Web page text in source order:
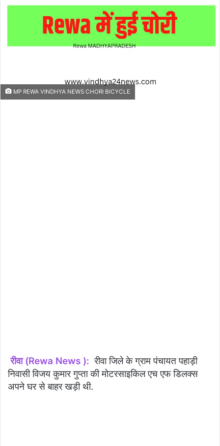
MP REWA VINDHYA NEWS CHORI BICYCLE
रीवा (Rewa News ): रीवा जिले के ग्राम पंचायत पहाड़ी
निवासी विजय कुमार गुप्ता की मोटरसाइकिल एच एफ डिलक्स
अपने घर से बाहर खड़ी थी.